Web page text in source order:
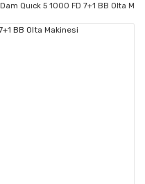
Dam Quıck 5 1000 FD 7+1 BB Olta